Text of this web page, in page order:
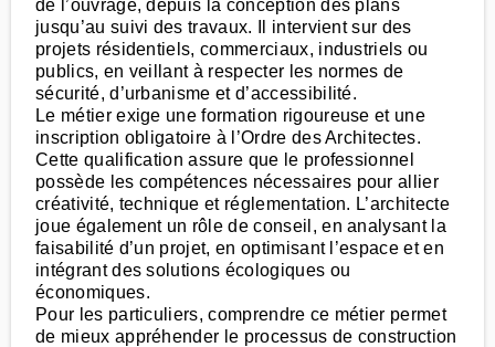
de l’ouvrage, depuis la conception des plans
jusqu’au suivi des travaux. Il intervient sur des
projets résidentiels, commerciaux, industriels ou
publics, en veillant à respecter les normes de
sécurité, d’urbanisme et d’accessibilité.
Le métier exige une formation rigoureuse et une
inscription obligatoire à l’Ordre des Architectes.
Cette qualification assure que le professionnel
possède les compétences nécessaires pour allier
créativité, technique et réglementation. L’architecte
joue également un rôle de conseil, en analysant la
faisabilité d’un projet, en optimisant l’espace et en
intégrant des solutions écologiques ou
économiques.
Pour les particuliers, comprendre ce métier permet
de mieux appréhender le processus de construction